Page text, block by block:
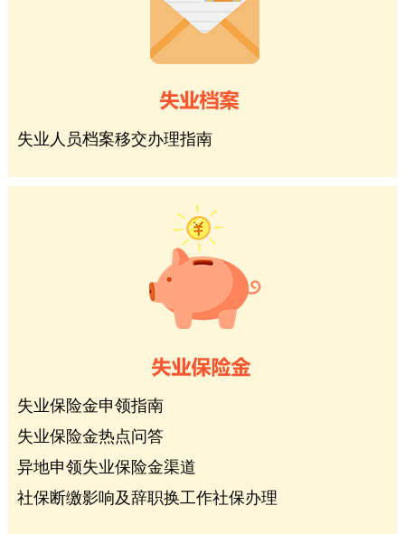
失业人员档案移交办理指南
失业保险金申领指南
失业保险金热点问答
异地申领失业保险金渠道
社保断缴影响及辞职换工作社保办理